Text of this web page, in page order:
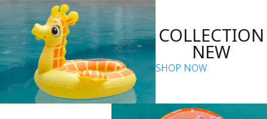
COLLECTION
NEW
SHOP NOW